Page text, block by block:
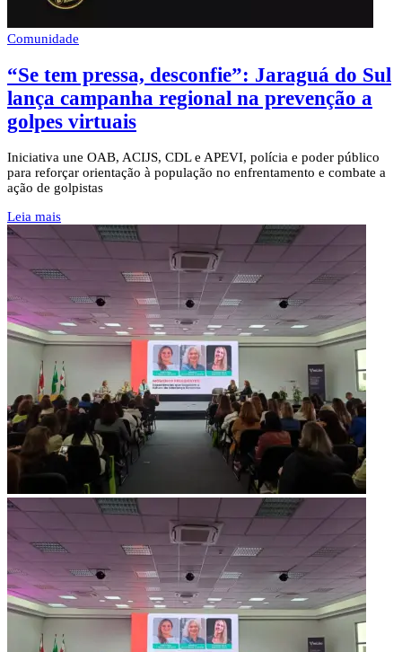
Comunidade
“Se tem pressa, desconfie”: Jaraguá do Sul
lança campanha regional na prevenção a
golpes virtuais
Iniciativa une OAB, ACIJS, CDL e APEVI, polícia e poder público
para reforçar orientação à população no enfrentamento e combate a
ação de golpistas
Leia mais